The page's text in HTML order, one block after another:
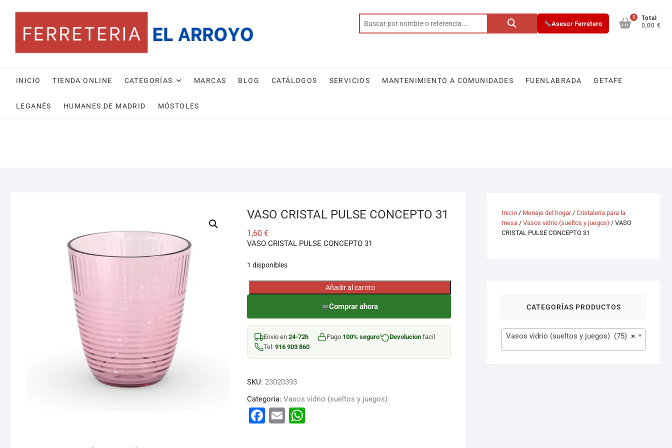
contenido
Buscar
Asesor Ferretero
0
Total
0,00 €
INICIO TIENDA ONLINE CATEGORÍAS MARCAS BLOG CATÁLOGOS SERVICIOS MANTENIMIENTO A COMUNIDADES FUENLABRADA GETAFE
LEGANÉS HUMANES DE MADRID MÓSTOLES
VASO CRISTAL PULSE CONCEPTO 31
1,60 €
VASO CRISTAL PULSE CONCEPTO 31
1 disponibles
VASO
PULSE
CONCEPTO
cantidad
Añadir al carrito
Comprar ahora
Envio en 24-72h Pago 100% seguro Devolucion facil
Tel. 916 903 860
SKU: 23020393
Categoría: Vasos vidrio (sueltos y juegos)
F
E
Inicio / Menaje del hogar/ Cristalería para la
mesa / Vasos vidrio (sueltos y juegos) / VASO
CRISTAL PULSE CONCEPTO 31
CATEGORÍAS PRODUCTOS
×
Vasos vidrio (sueltos y juegos) (75)